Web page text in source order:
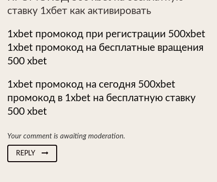
ставку 1хбет как активировать
1xbet промокод при регистрации 500xbet
1xbet промокод на бесплатные вращения
500 xbet
1xbet промокод на сегодня 500xbet
промокод в 1xbet на бесплатную ставку
500 xbet
Your comment is awaiting moderation.
REPLY